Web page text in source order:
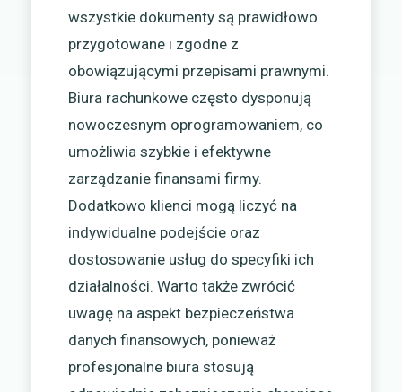
wszystkie dokumenty są prawidłowo
przygotowane i zgodne z
obowiązującymi przepisami prawnymi.
Biura rachunkowe często dysponują
nowoczesnym oprogramowaniem, co
umożliwia szybkie i efektywne
zarządzanie finansami firmy.
Dodatkowo klienci mogą liczyć na
indywidualne podejście oraz
dostosowanie usług do specyfiki ich
działalności. Warto także zwrócić
uwagę na aspekt bezpieczeństwa
danych finansowych, ponieważ
profesjonalne biura stosują